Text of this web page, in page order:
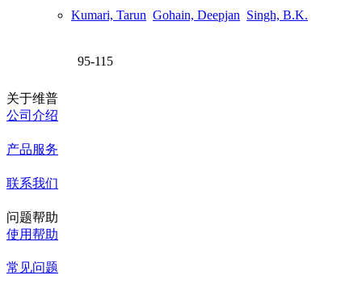
Kumari, Tarun Gohain, Deepjan Singh, B.K.
95-115
关于维普
公司介绍
产品服务
联系我们
问题帮助
使用帮助
常见问题